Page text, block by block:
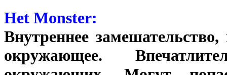
Het Monster:
Внутреннее замешательство,
окружающее.